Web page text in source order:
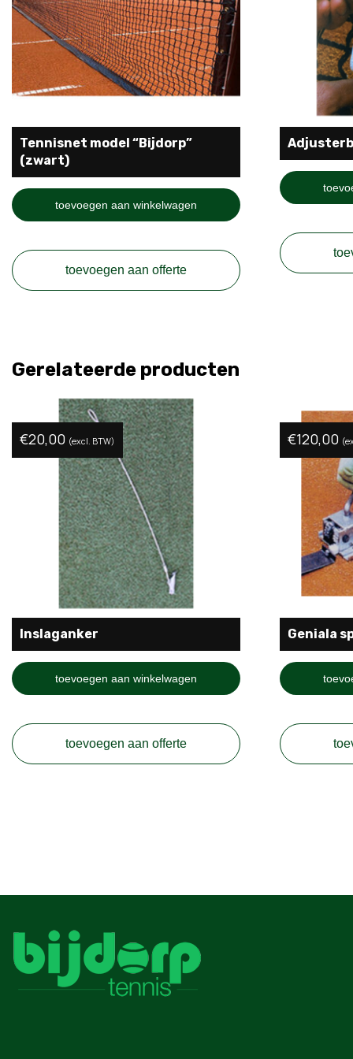
Tennisnet model “Bijdorp”
(zwart)
€147,50.€135,00.
toevoegen aan winkelwagen
toevoegen aan offerte
Gerelateerde producten
Inslaganker
€20,00 (excl. BTW)
toevoegen aan winkelwagen
toevoegen aan offerte
Geniala
€120,00